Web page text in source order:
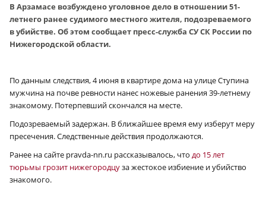
В Арзамасе возбуждено уголовное дело в отношении 51-
летнего ранее судимого местного жителя, подозреваемого
в убийстве. Об этом сообщает пресс-служба СУ СК России по
Нижегородской области.
По данным следствия, 4 июня в квартире дома на улице Ступина
мужчина на почве ревности нанес ножевые ранения 39-летнему
знакомому. Потерпевший скончался на месте.
Подозреваемый задержан. В ближайшее время ему изберут меру
пресечения. Следственные действия продолжаются.
Ранее на сайте pravda-nn.ru рассказывалось, что до 15 лет
тюрьмы грозит нижегородцуза жестокое избиение и убийство
знакомого.